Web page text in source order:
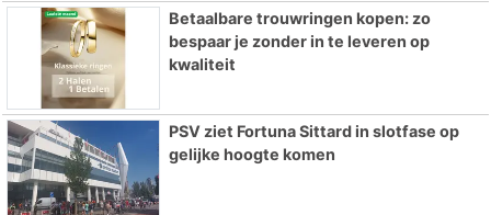
Betaalbare trouwringen kopen: zo
bespaar je zonder in te leveren op
kwaliteit
PSV ziet Fortuna Sittard in slotfase op
gelijke hoogte komen